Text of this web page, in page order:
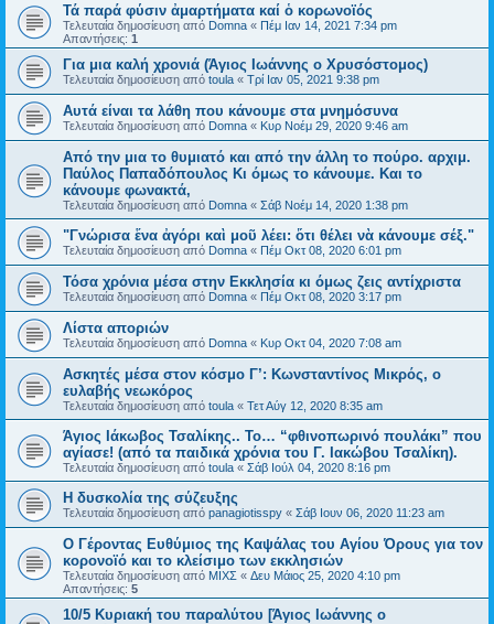
Τά παρά φύσιν ἀμαρτήματα καί ὁ κορωνοϊός
Τελευταία δημοσίευση από Domna « Πέμ Ιαν 14, 2021 7:34 pm
Απαντήσεις: 1
Για μια καλή χρονιά (Άγιος Ιωάννης ο Χρυσόστομος)
Τελευταία δημοσίευση από toula « Τρί Ιαν 05, 2021 9:38 pm
Αυτά είναι τα λάθη που κάνουμε στα μνημόσυνα
Τελευταία δημοσίευση από Domna « Κυρ Νοέμ 29, 2020 9:46 am
Από την μια το θυμιατό και από την άλλη το πούρο. αρχιμ.
Παύλος Παπαδόπουλος Κι όμως το κάνουμε. Και το
κάνουμε φωνακτά,
Τελευταία δημοσίευση από Domna « Σάβ Νοέμ 14, 2020 1:38 pm
"Γνώρισα ἕνα ἀγόρι καὶ μοῦ λέει: ὅτι θέλει νὰ κάνουμε σέξ."
Τελευταία δημοσίευση από Domna « Πέμ Οκτ 08, 2020 6:01 pm
Τόσα χρόνια μέσα στην Εκκλησία κι όμως ζεις αντίχριστα
Τελευταία δημοσίευση από Domna « Πέμ Οκτ 08, 2020 3:17 pm
Λίστα αποριών
Τελευταία δημοσίευση από Domna « Κυρ Οκτ 04, 2020 7:08 am
Ασκητές μέσα στον κόσμο Γ’: Κωνσταντίνος Μικρός, ο
ευλαβής νεωκόρος
Τελευταία δημοσίευση από toula « Τετ Αύγ 12, 2020 8:35 am
Άγιος Ιάκωβος Τσαλίκης.. Το… “φθινοπωρινό πουλάκι” που
αγίασε! (από τα παιδικά χρόνια του Γ. Ιακώβου Τσαλίκη).
Τελευταία δημοσίευση από toula « Σάβ Ιούλ 04, 2020 8:16 pm
Η δυσκολία της σύζευξης
Τελευταία δημοσίευση από panagiotisspy « Σάβ Ιουν 06, 2020 11:23 am
Ο Γέροντας Ευθύμιος της Καψάλας του Αγίου Όρους για τον
κορονοϊό και το κλείσιμο των εκκλησιών
Τελευταία δημοσίευση από ΜΙΧΣ « Δευ Μάιος 25, 2020 4:10 pm
Απαντήσεις: 5
10/5 Κυριακή του παραλύτου [Άγιος Ιωάννης ο